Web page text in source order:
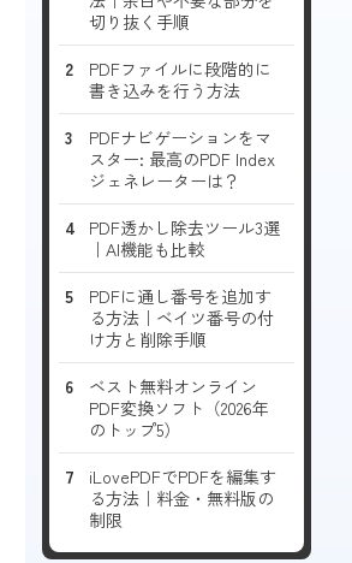
切り抜く手順
PDFファイルに段階的に
書き込みを行う方法
PDFナビゲーションをマ
スター: 最高のPDF Index
ジェネレーターは？
PDF透かし除去ツール3選
｜AI機能も比較
PDFに通し番号を追加す
る方法｜ベイツ番号の付
け方と削除手順
ベスト無料オンライン
PDF変換ソフト（2026年
のトップ5）
iLovePDFでPDFを編集す
る方法｜料金・無料版の
制限